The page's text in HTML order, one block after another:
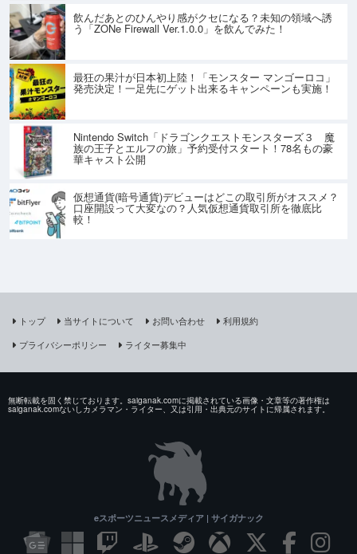
飲んだあとのひんやり感がクセになる？未知の領域へ誘
う「ZONe Firewall Ver.1.0.0」を飲んでみた！
最狂の果汁が日本初上陸！「モンスター マンゴーロコ」
発売決定！一足先にゲット出来るキャンペーンも実施！
Nintendo Switch「ドラゴンクエストモンスターズ３ 魔
族の王子とエルフの旅」予約受付スタート！78名もの豪
華キャスト公開
仮想通貨(暗号通貨)デビューはどこの取引所がオススメ？
口座開設って大変なの？人気仮想通貨取引所を徹底比
較！
トップ 当サイトについて お問い合わせ
利用規約
プライバシーポリシー
ライター募集中
無断転載を固く禁じております。saiganak.comに掲載されている画像・文章等の著作権は
saiganak.comないしカメラマン・ライター、又は引用・出典元のサイトに帰属されます。
eスポーツニュースメディア | サイガナック